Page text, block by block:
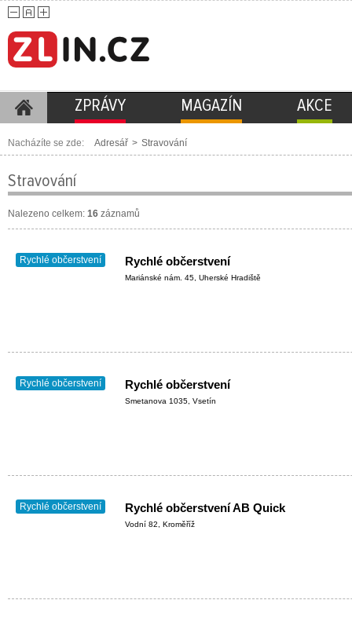
ZPRÁVY MAGAZÍN AKCE
Nacházíte se zde: Adresář > Stravování
Stravování
Nalezeno celkem: 16 záznamů
Rychlé občerstvení Rychlé občerstvení
Mariánské nám. 45, Uherské Hradiště
Rychlé občerstvení Rychlé občerstvení
Smetanova 1035, Vsetín
Rychlé občerstvení Rychlé občerstvení AB Quick
Vodní 82, Kroměříž